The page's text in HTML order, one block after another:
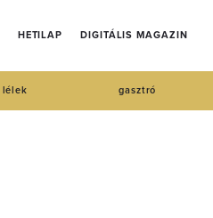
HETILAP DIGITÁLIS MAGAZIN
lélek gasztró